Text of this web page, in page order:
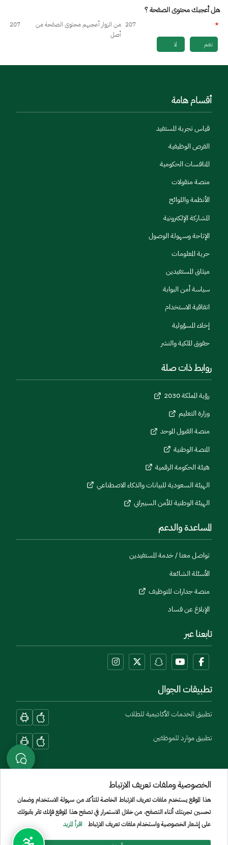
هل أعجبك محتوى الصفحة ؟
نعم لا
207 من الزوار أعجبهم محتوى الصفحة من
أصل
207
أقسام هامة
قياس تجربة المستفيد
الفرص الوظيفية
المنافسات الحكومية
منصة منقولات
الأنظمة واللوائح
المشاركة الإلكترونية
الإتاحة وسهولة الوصول
حرية المعلومات
ميثاق المستفيدين
سياسة أمن البوابة
اتفاقية الاستخدام
إخلاء المسؤولية
حقوق الملكية والنشر
روابط ذات صلة
رؤية المملكة 2030
وزارة التعليم
منصة القبول الموحد
المنصة الوطنية
هيئة الحكومة الرقمية
الهيئة السعودية للبيانات والذكاء الاصطناعي
الهيئة الوطنية للأمن السيبراني
المساعدة والدعم
تواصل معنا / خدمة المستفيدين
الأسئلة الشائعة
منصة جدارات للتوظيف
الإبلاغ عن فساد
تابعنا عبر
تطبيقات الجوال
تطبيق الخدمات الأكاديمية للطلاب
تطبيق موارد للموظفين
Menu Copyright
الشروط والأحكام سياسة الخصوصيةالموقع الجغرافيخريطة الموقع
جميع الحقوق محفوظة لجامعة الأمير سطام بن عبد العزيز © 2026
الخصوصية وملفات تعريف الارتباط
هذا الموقع يستخدم ملفات تعريف الارتباط الخاصة للتأكد من سهولة الاستخدام وضمان
تحسين تجربتك أثناء التصفح، من خلال الاستمرار في تصفح هذا الموقع فإنك تقر بقبولك
على إشعار الخصوصية واستخدام ملفات تعريف الارتباط
اقرأ المزيد